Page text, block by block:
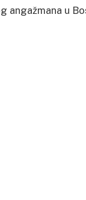
angažmana u